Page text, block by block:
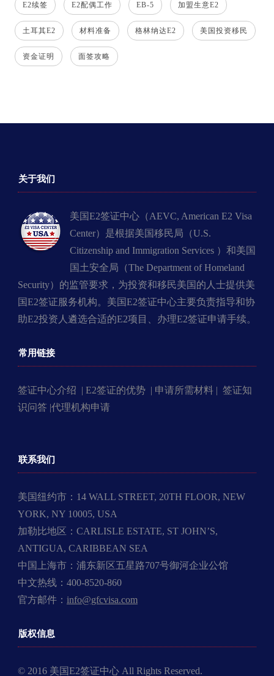
E2续签 E2配偶工作 EB-5 加盟生意E2
土耳其E2 材料准备 格林纳达E2 美国投资移民
资金证明 面签攻略
关于我们
美国E2签证中心（AEVC, American E2 Visa
Center）是根据美国移民局（U.S.
Citizenship and Immigration Services ）和美国
国土安全局（The Department of Homeland
Security）的监管要求，为投资和移民美国的人士提供美
国E2签证服务机构。美国E2签证中心主要负责指导和协
助E2投资人遴选合适的E2项目、办理E2签证申请手续。
常用链接
签证中心介绍 | E2签证的优势 | 申请所需材料 | 签证知
识问答 |代理机构申请
联系我们
美国纽约市：14 WALL STREET, 20TH FLOOR, NEW
YORK, NY 10005, USA
加勒比地区：CARLISLE ESTATE, ST JOHN’S,
ANTIGUA, CARIBBEAN SEA
中国上海市：浦东新区五星路707号御河企业公馆
中文热线：400-8520-860
官方邮件： info@gfcvisa.com
版权信息
© 2016 美国E2签证中心 All Rights Reserved.